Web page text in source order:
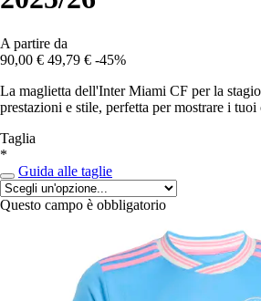
A partire da
90,00 € 49,79 € -45%
La maglietta dell'Inter Miami CF per la
prestazioni e stile, perfetta per mostrare i tuoi
Taglia
*
Guida alle taglie
Questo campo è obbligatorio